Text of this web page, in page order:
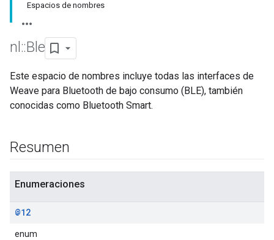
Espacios de nombres
nl ::Ble
Este espacio de nombres incluye todas las interfaces de
Weave para Bluetooth de bajo consumo (BLE), también
conocidas como Bluetooth Smart.
Resumen
Enumeraciones
@12
enum